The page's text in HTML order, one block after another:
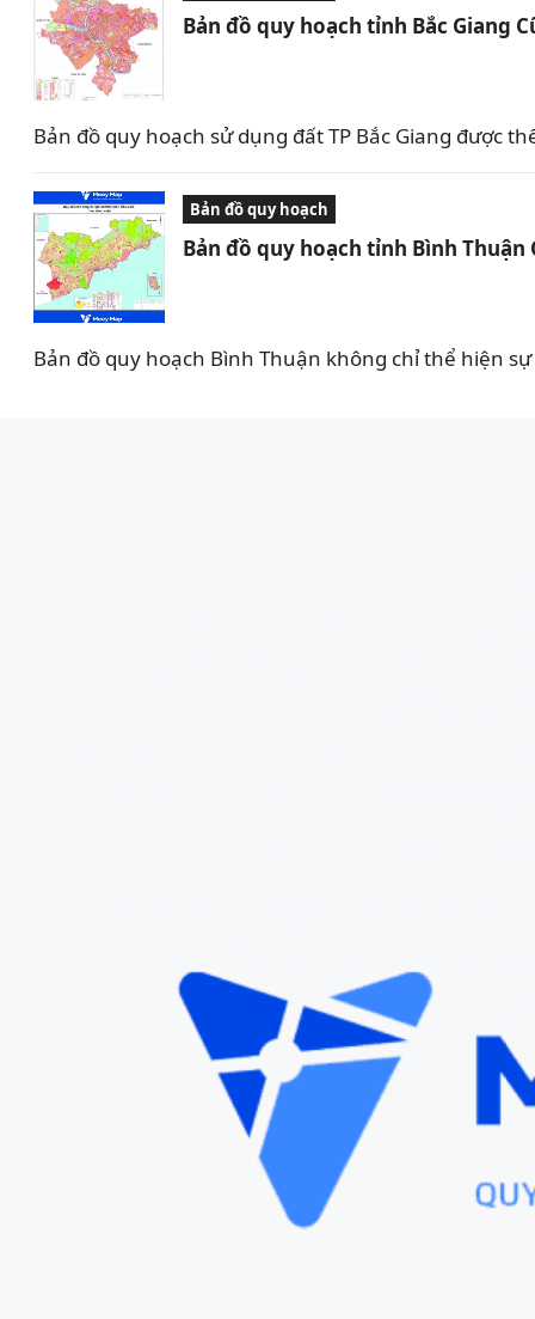
Bản đồ quy hoạch tỉnh Bắc Giang
Bản đồ quy hoạch sử dụng đất TP Bắc Giang được
Bản đồ quy hoạch
Bản đồ quy hoạch tỉnh Bình Thuận
Bản đồ quy hoạch Bình Thuận không chỉ thể hiện